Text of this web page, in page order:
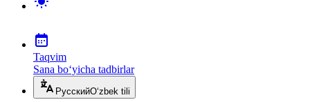
Taqvim
Sana bo‘yicha tadbirlar
РусскийO‘zbek tili